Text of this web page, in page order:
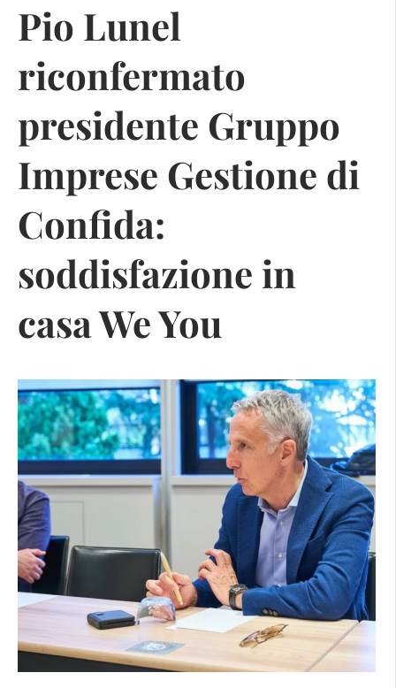
Pio Lunel
riconfermato
presidente Gruppo
Imprese Gestione di
Confida:
soddisfazione in
casa We You